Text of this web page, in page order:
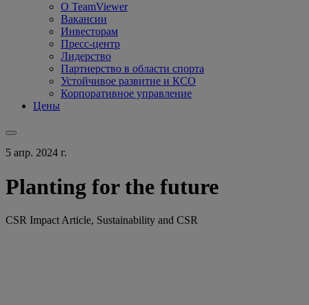
О TeamViewer
Вакансии
Инвесторам
Пресс-центр
Лидерство
Партнерство в области спорта
Устойчивое развитие и КСО
Корпоративное управление
Цены
5 апр. 2024 г.
Planting for the future
CSR Impact Article, Sustainability and CSR